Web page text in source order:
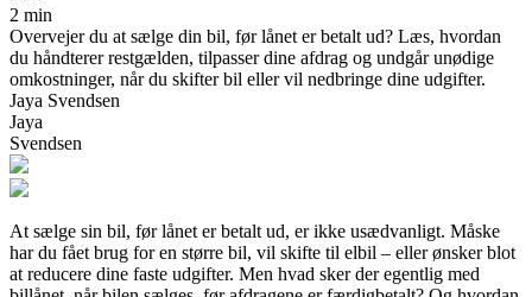
2 min
Overvejer du at sælge din bil, før lånet er betalt ud? Læs, hvordan
du håndterer restgælden, tilpasser dine afdrag og undgår unødige
omkostninger, når du skifter bil eller vil nedbringe dine udgifter.
Jaya Svendsen
Jaya
Svendsen
At sælge sin bil, før lånet er betalt ud, er ikke usædvanligt. Måske
har du fået brug for en større bil, vil skifte til elbil – eller ønsker blot
at reducere dine faste udgifter. Men hvad sker der egentlig med